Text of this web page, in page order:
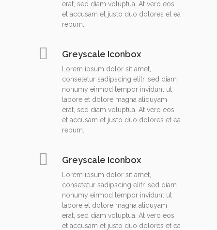
erat, sed diam voluptua. At vero eos
et accusam et justo duo dolores et ea
rebum.
Greyscale Iconbox
Lorem ipsum dolor sit amet,
consetetur sadipscing elitr, sed diam
nonumy eirmod tempor invidunt ut
labore et dolore magna aliquyam
erat, sed diam voluptua. At vero eos
et accusam et justo duo dolores et ea
rebum.
Greyscale Iconbox
Lorem ipsum dolor sit amet,
consetetur sadipscing elitr, sed diam
nonumy eirmod tempor invidunt ut
labore et dolore magna aliquyam
erat, sed diam voluptua. At vero eos
et accusam et justo duo dolores et ea